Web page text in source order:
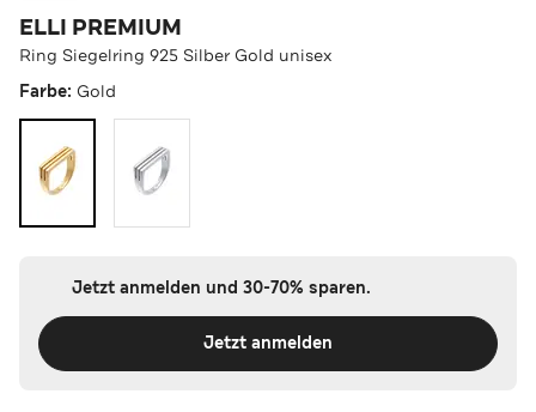
ELLI PREMIUM
Ring Siegelring 925 Silber Gold unisex
Farbe: Gold
Jetzt anmelden und 30-70% sparen.
Jetzt anmelden